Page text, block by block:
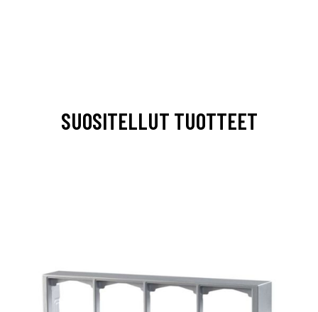
SUOSITELLUT TUOTTEET